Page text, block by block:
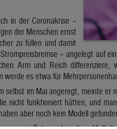
in der Coronakrise –
der Menschen ernst
zu füllen und damit
– angelegt auf
Arm und Reich differenziere,
es etwa für
selbst im Mai angeregt, meinte er
nicht funktioniert hätten, und
aber noch kein Modell